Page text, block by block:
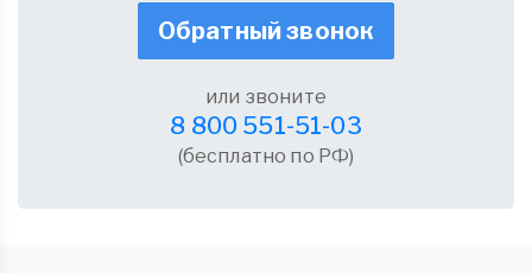
Обратный звонок
или звоните
8 800 551-51-03
(бесплатно по РФ)